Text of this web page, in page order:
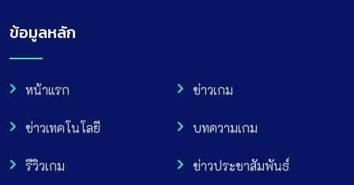
ข้อมูลหลัก
หน้าแรก ข่าวเกม
ข่าวเทคโนโลยี บทความเกม
รีวิวเกม ข่าวประชาสัมพันธ์